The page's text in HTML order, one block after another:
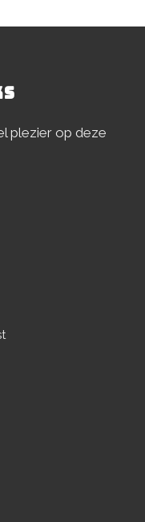
plezier op deze